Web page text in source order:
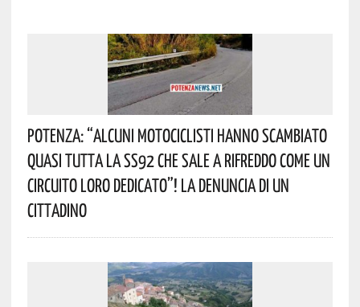
Potenza: “alcuni Motociclisti Hanno Scambiato
Quasi Tutta La SS92 Che Sale A Rifreddo Come Un
Circuito Loro Dedicato”! La Denuncia Di Un
Cittadino